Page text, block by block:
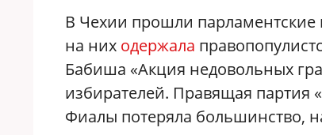
В Чехии прошли парламентские
на них одержала
Бабиша «Акция недовольных
избирателей. Правящая партия
Фиалы потеряла большинство,